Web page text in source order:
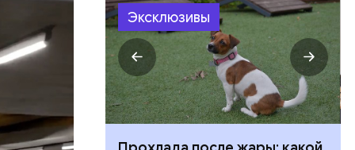
Эксклюзивы